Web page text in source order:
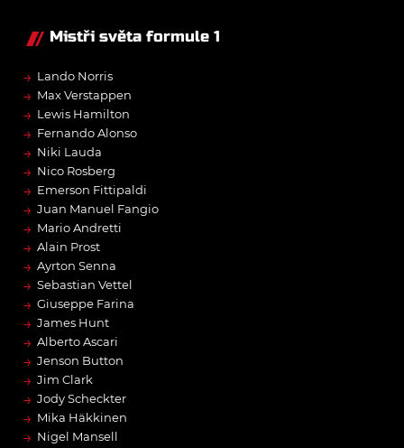
Mistři světa formule 1
→ Lando Norris
→ Max Verstappen
→ Lewis Hamilton
→ Fernando Alonso
→ Niki Lauda
→ Nico Rosberg
→ Emerson Fittipaldi
→ Juan Manuel Fangio
→ Mario Andretti
→ Alain Prost
→ Ayrton Senna
→ Sebastian Vettel
→ Giuseppe Farina
→ James Hunt
→ Alberto Ascari
→ Jenson Button
→ Jim Clark
→ Jody Scheckter
→ Mika Häkkinen
→ Nigel Mansell